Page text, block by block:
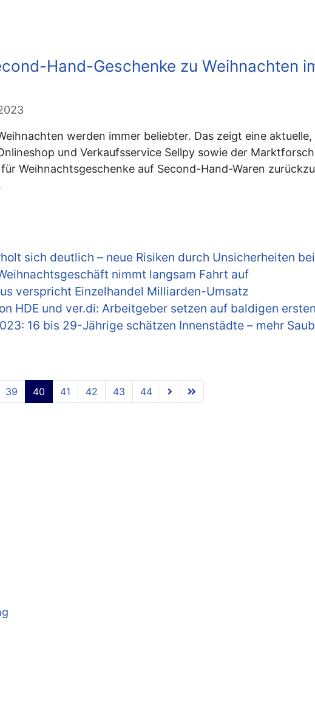
Hand-Geschenke zu Weihnachten
werden immer beliebter. Das zeigt eine
und Verkaufsservice Sellpy sowie der
Weihnachtsgeschenke auf Second-Hand-Waren
sich deutlich – neue Risiken durch Unsicherheiten
nimmt langsam Fahrt auf
verspricht Einzelhandel Milliarden-Umsatz
HDE und ver.di: Arbeitgeber setzen auf baldigen
16 bis 29-Jährige schätzen Innenstädte – mehr
39 40 41 42 43 44